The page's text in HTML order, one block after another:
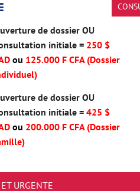
de dossier OU
initiale = 250 $
ou 125.000 F CFA (Dossier
de dossier OU
initiale =425 $
ou 200.000 F CFA (Dossier
URGENTE